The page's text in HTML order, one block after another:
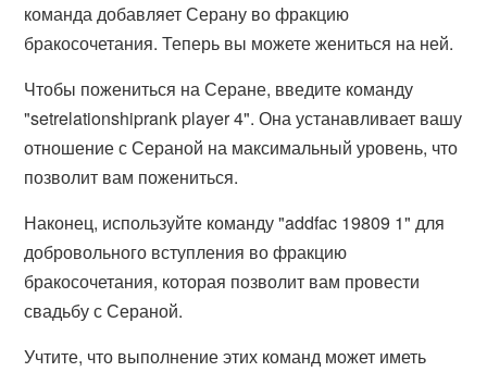
команда добавляет Серану во фракцию
бракосочетания. Теперь вы можете жениться на ней.
Чтобы пожениться на Серане, введите команду
"setrelationshiprank player 4". Она устанавливает вашу
отношение с Сераной на максимальный уровень, что
позволит вам пожениться.
Наконец, используйте команду "addfac 19809 1" для
добровольного вступления во фракцию
бракосочетания, которая позволит вам провести
свадьбу с Сераной.
Учтите, что выполнение этих команд может иметь